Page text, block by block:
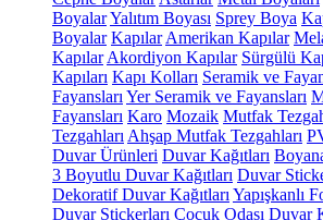
BoyalarYalıtım Boyası Sprey Boya
Boyalar Kapılar Amerikan Kapılar
Kapılar Akordiyon Kapılar Sürgülü
Kapıları Kapı Kolları Seramik ve
Fayansları Yer Seramik ve Fayansları
Fayansları Karo Mozaik Mutfak
Tezgahları Ahşap Mutfak Tezgahları
Duvar Ürünleri Duvar Kağıtları
3 Boyutlu Duvar Kağıtları Duvar
Dekoratif Duvar Kağıtları Yapışkanlı
Duvar Stickerları Çocuk Odası Duvar